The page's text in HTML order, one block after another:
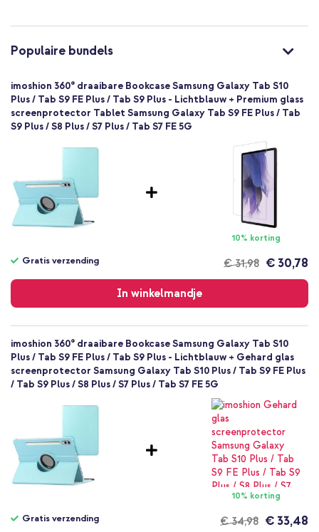
Ben je op zoek naar een stijlvolle hoes met veel praktische
functies? Ga dan voor de imoshion 360° Draaibare Bookcase!
Kunstleer
Nee
Bookcase
Hoesje
Volledige bescherming
Populaire bundels
imoshion 360° draaibare Bookcase Samsung Galaxy Tab S10
Plus / Tab S9 FE Plus / Tab S9 Plus - Lichtblauw + Premium glass
screenprotector Tablet Samsung Galaxy Tab S9 FE Plus / Tab
S9 Plus / S8 Plus / S7 Plus / Tab S7 FE 5G
10% korting
€ 31,98
Gratis verzending € 30,78
In winkelmandje
verzending
imoshion 360° draaibare Bookcase Samsung Galaxy Tab S10
Plus / Tab S9 FE Plus / Tab S9 Plus - Lichtblauw + Gehard glas
screenprotector Samsung Galaxy Tab S10 Plus / Tab S9 FE Plus
/ Tab S9 Plus / S8 Plus / S7 Plus / Tab S7 FE 5G
10% korting
€ 34,98
Gratis verzending € 33,48